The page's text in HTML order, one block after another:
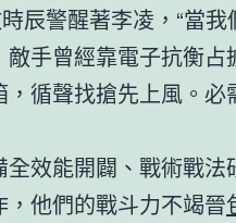
辰警醒著李凌，“當我
手曾經靠電子抗衡占
循聲找搶先上風。必
效能開闢、戰術戰法
他們的戰斗力不竭晉